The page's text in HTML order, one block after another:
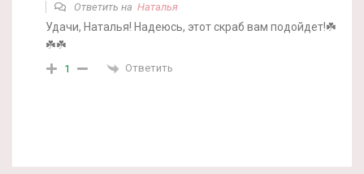
Ответить на Наталья
Удачи, Наталья! Надеюсь, этот скраб вам подойдет!☘️
☘️☘️
1 Ответить